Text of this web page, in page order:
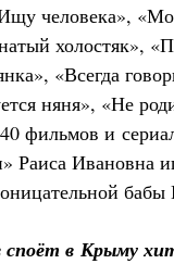
человека»,
холостяк»,
«Всегда
няня», «Не
фильмов и
Раиса Ивановна
споёт в Крыму